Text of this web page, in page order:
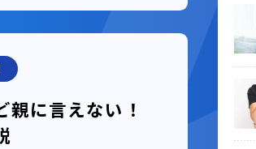
に言えない！